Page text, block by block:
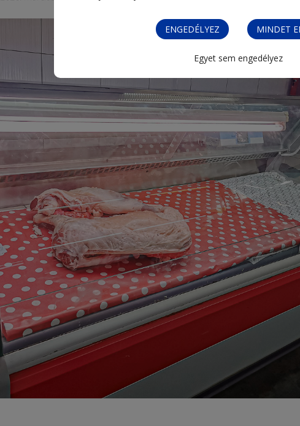
ENGEDÉLYEZ MINDET
Egyet sem engedélyez